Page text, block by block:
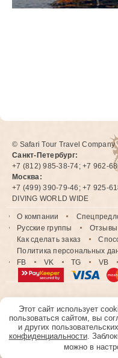
© Safari Tour Travel Company
Санкт-Петербург:
+7 (812) 985-38-74; +7 962-
Москва:
+7 (499) 390-79-46; +7 925-
DIVING WORLD WIDE
О компании
Русские группы
Отзывы
Как сделать заказ
Политика персональных
FB
VK TG VB
Этот сайт использует
пользоваться сайтом, вы
и других
конфиденциальности.
можно в